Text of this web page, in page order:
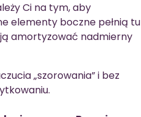
Ci na tym, aby
elementy boczne pełnią tu
amortyzować nadmierny
„szorowania” i bez